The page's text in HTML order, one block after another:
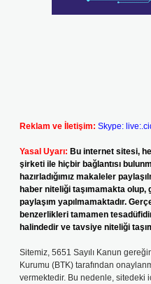
Reklam ve İletişim: Skype:
Yasal Uyarı: Bu internet sitesi,
şirketi ile hiçbir bağlantısı
hazırladığımız makaleler
haber niteliği taşımamakta
paylaşım yapılmamaktadır.
benzerlikleri tamamen
halindedir ve tavsiye niteliği
Sitemiz, 5651 Sayılı Kanun
Kurumu (BTK) tarafından
vermektedir. Bu nedenle, sitedeki